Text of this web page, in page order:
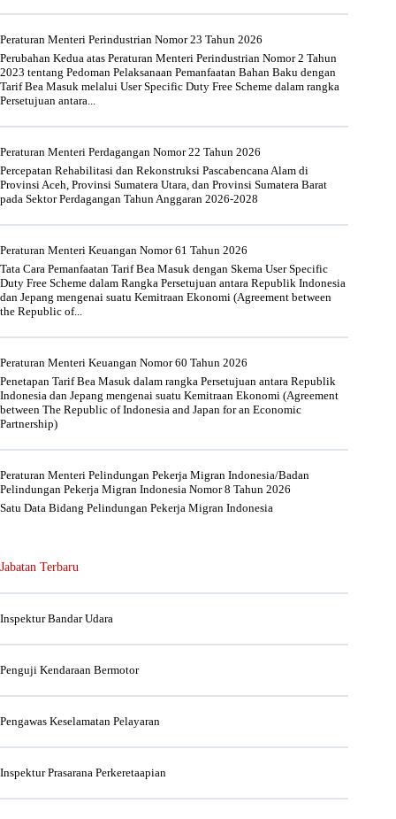
Peraturan Menteri Perindustrian Nomor 23 Tahun 2026
Perubahan Kedua atas Peraturan Menteri Perindustrian Nomor 2 Tahun
2023 tentang Pedoman Pelaksanaan Pemanfaatan Bahan Baku dengan
Tarif Bea Masuk melalui User Specific Duty Free Scheme dalam rangka
Persetujuan antara...
Peraturan Menteri Perdagangan Nomor 22 Tahun 2026
Percepatan Rehabilitasi dan Rekonstruksi Pascabencana Alam di
Provinsi Aceh, Provinsi Sumatera Utara, dan Provinsi Sumatera Barat
pada Sektor Perdagangan Tahun Anggaran 2026-2028
Peraturan Menteri Keuangan Nomor 61 Tahun 2026
Tata Cara Pemanfaatan Tarif Bea Masuk dengan Skema User Specific
Duty Free Scheme dalam Rangka Persetujuan antara Republik Indonesia
dan Jepang mengenai suatu Kemitraan Ekonomi (Agreement between
the Republic of...
Peraturan Menteri Keuangan Nomor 60 Tahun 2026
Penetapan Tarif Bea Masuk dalam rangka Persetujuan antara Republik
Indonesia dan Jepang mengenai suatu Kemitraan Ekonomi (Agreement
between The Republic of Indonesia and Japan for an Economic
Partnership)
Peraturan Menteri Pelindungan Pekerja Migran Indonesia/Badan
Pelindungan Pekerja Migran Indonesia Nomor 8 Tahun 2026
Satu Data Bidang Pelindungan Pekerja Migran Indonesia
Jabatan Terbaru
Inspektur Bandar Udara
Penguji Kendaraan Bermotor
Pengawas Keselamatan Pelayaran
Inspektur Prasarana Perkeretaapian